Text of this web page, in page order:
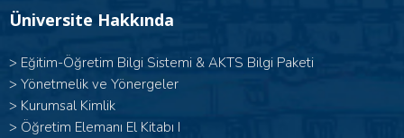
Üniversite Hakkında
> Eğitim-Öğretim Bilgi Sistemi & AKTS Bilgi Paketi
> Yönetmelik ve Yönergeler
> Kurumsal Kimlik
> Öğretim Elemanı El Kitabı I